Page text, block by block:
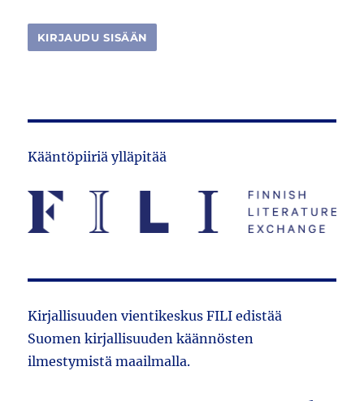
Kääntöpiiriä ylläpitää
Kirjallisuuden vientikeskus FILI edistää
Suomen kirjallisuuden käännösten
ilmestymistä maailmalla.